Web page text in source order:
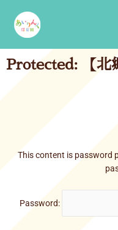
content
Protected: 【北
This content is password
Password: